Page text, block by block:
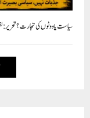
سیاست یا ووٹوں کی تجارت؟ تحریر